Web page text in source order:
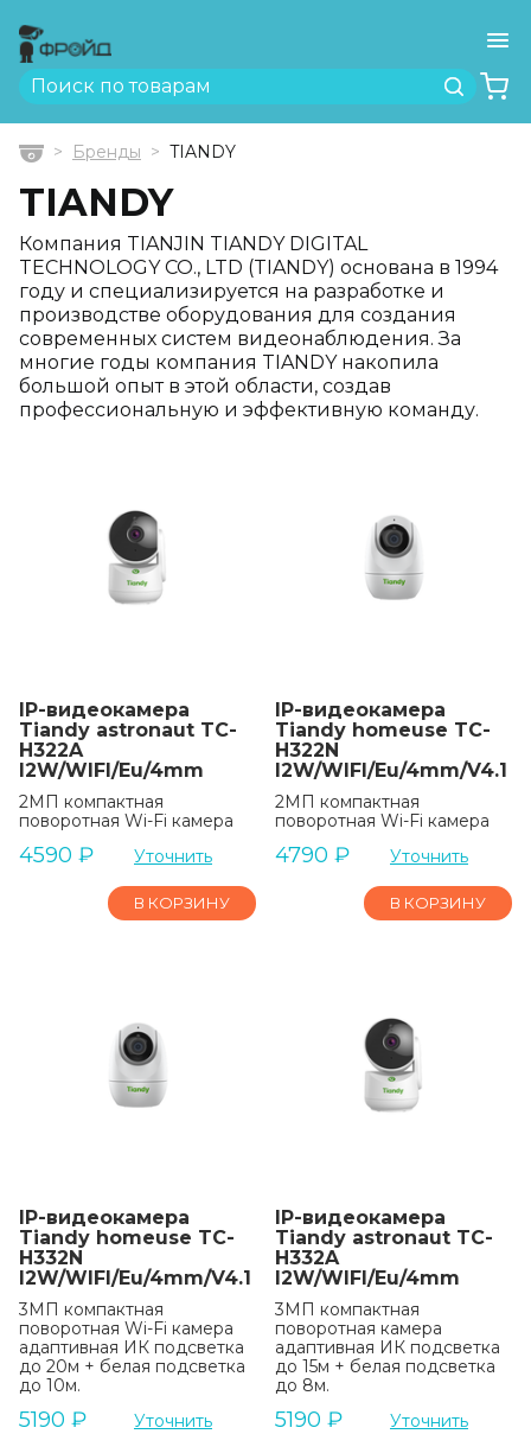
Найти
ГлавнаяБренды TIANDY
TIANDY
Компания TIANJIN TIANDY DIGITAL
TECHNOLOGY CO., LTD (TIANDY) основана в 1994
году и специализируется на разработке и
производстве оборудования для создания
современных систем видеонаблюдения. За
многие годы компания TIANDY накопила
большой опыт в этой области, создав
профессиональную и эффективную команду.
IP-видеокамера
Tiandy astronaut TC-
H322A
I2W/WIFI/Eu/4mm
2МП компактная
поворотная Wi-Fi камера
4590 ₽ Уточнить
В КОРЗИНУ
IP-видеокамера
Tiandy homeuse TC-
H322N
I2W/WIFI/Eu/4mm/V4.1
2МП компактная
поворотная Wi-Fi камера
4790 ₽ Уточнить
В КОРЗИНУ
IP-видеокамера
Tiandy homeuse TC-
H332N
I2W/WIFI/Eu/4mm/V4.1
3МП компактная
поворотная Wi-Fi камера
адаптивная ИК подсветка
до 20м + белая подсветка
до 10м.
5190 ₽ Уточнить
IP-видеокамера
Tiandy astronaut TC-
H332A
I2W/WIFI/Eu/4mm
3МП компактная
поворотная камера
адаптивная ИК подсветка
до 15м + белая подсветка
до 8м.
5190 ₽ Уточнить